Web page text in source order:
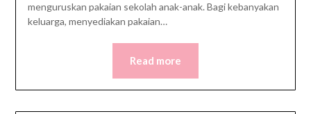
menguruskan pakaian sekolah anak-anak. Bagi kebanyakan
keluarga, menyediakan pakaian…
Read more